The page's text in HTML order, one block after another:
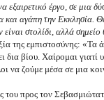
εξαιρετικό έργο, σε μια
και αγάπη την Εκκλησία.
στολίδι, αλλά
της εμπιστοσύνης: «Τα
δια βίου. Χαίρομαι
να ζούμε μέσα σε μια
του προς τον